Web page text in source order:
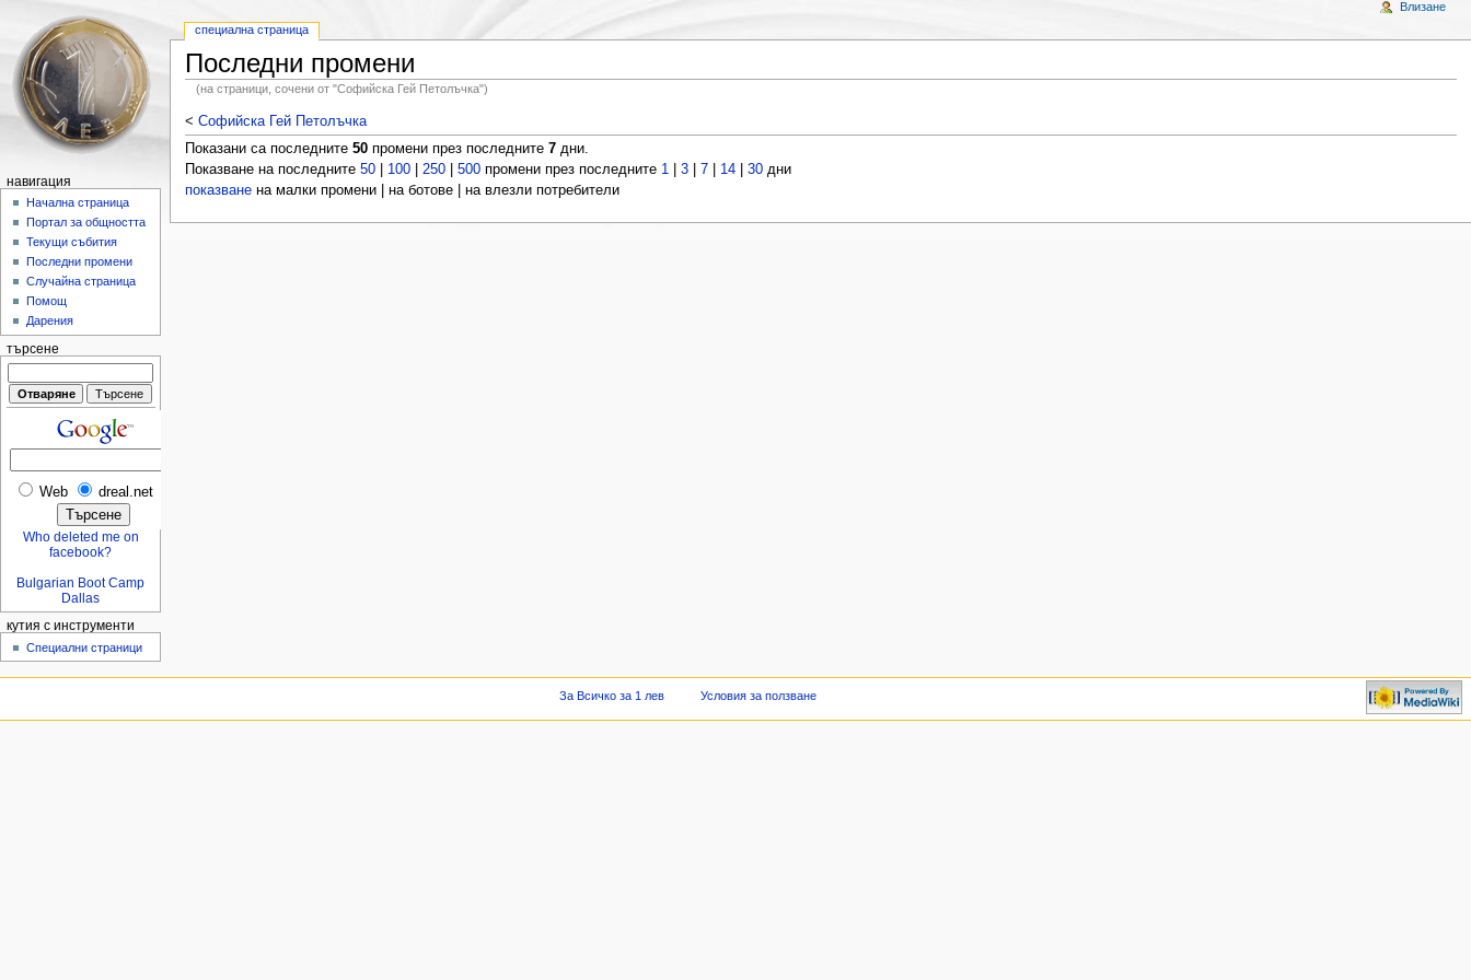
Последни промени
(на страници, сочени от "Софийска Гей Петолъчка")
< Софийска Гей Петолъчка
Показани са последните 50промени през последните 7дни.
Показване на последните 50| 100| 250| 500промени през последните 1| 3| 7| 14| 30дни
показванена малки промени | на ботове | на влезли потребители
специална страница
Влизане
навигация
Начална страница
Портал за общността
Текущи събития
Последни промени
Случайна страница
Помощ
Дарения
търсене
Web dreal.net
Who deleted me on
facebook?
Bulgarian Boot Camp
Dallas
кутия с инструменти
Специални страници
За Всичко за 1 лев Условия за ползване